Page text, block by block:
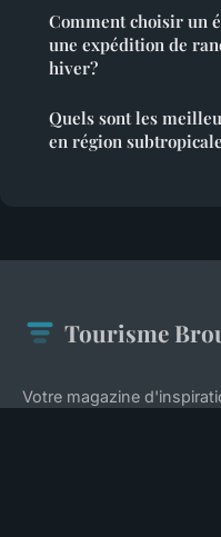
Comment choisir un
une expédition de
hiver?
Quels sont les
en région
Tourisme
Votre magazine